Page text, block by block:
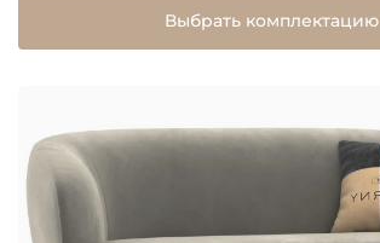
Выбрать комплектацию